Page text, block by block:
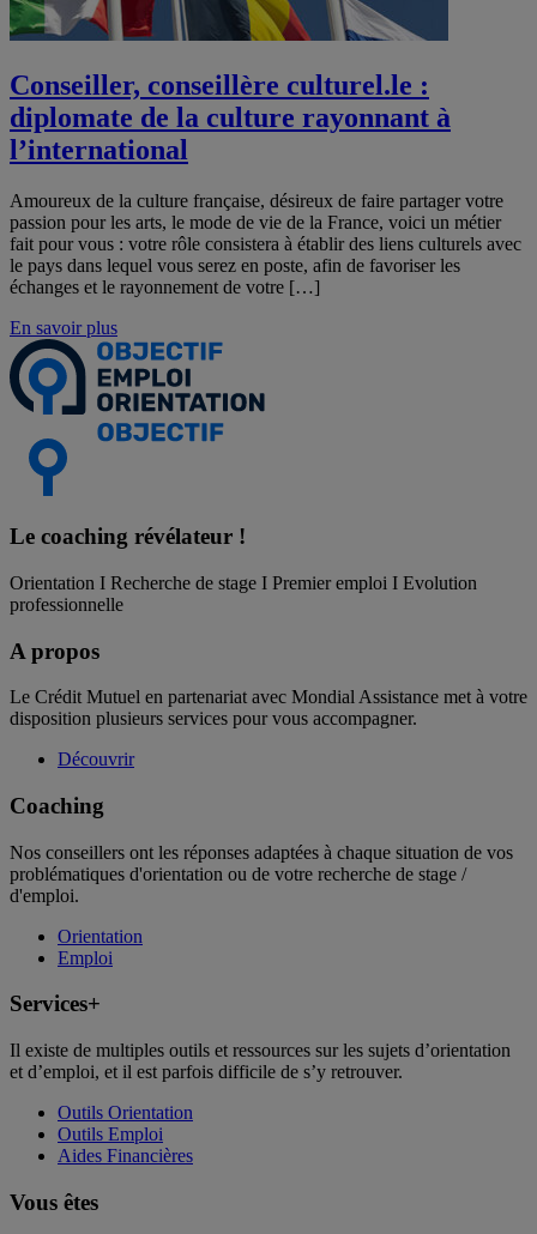
Conseiller, conseillère culturel.le :
diplomate de la culture rayonnant à
l’international
Amoureux de la culture française, désireux de faire partager votre
passion pour les arts, le mode de vie de la France, voici un métier
fait pour vous : votre rôle consistera à établir des liens culturels avec
le pays dans lequel vous serez en poste, afin de favoriser les
échanges et le rayonnement de votre […]
En savoir plus
Le coaching révélateur !
Orientation I Recherche de stage I Premier emploi I Evolution
professionnelle
A propos
Le Crédit Mutuel en partenariat avec Mondial Assistance met à votre
disposition plusieurs services pour vous accompagner.
Découvrir
Coaching
Nos conseillers ont les réponses adaptées à chaque situation de vos
problématiques d'orientation ou de votre recherche de stage /
d'emploi.
Orientation
Emploi
Services+
Il existe de multiples outils et ressources sur les sujets d’orientation
et d’emploi, et il est parfois difficile de s’y retrouver.
Outils Orientation
Outils Emploi
Aides Financières
Vous êtes